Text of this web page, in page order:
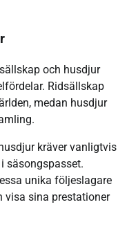
och husdjur
Ridsällskap
medan husdjur
kräver vanligtvis
säsongspasset.
unika följeslagare
visa sina prestationer